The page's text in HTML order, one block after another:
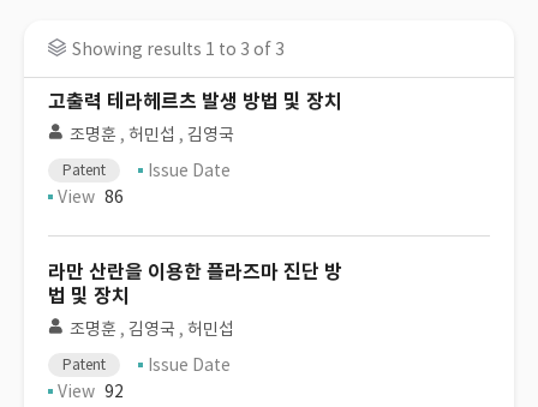
Showing results 1 to 3 of 3
고출력 테라헤르츠 발생 방법 및 장치
조명훈 , 허민섭 , 김영국
Patent
Issue Date
View 86
라만 산란을 이용한 플라즈마 진단 방
법 및 장치
조명훈 , 김영국 , 허민섭
Patent
Issue Date
View 92